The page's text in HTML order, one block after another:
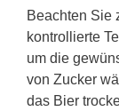
Beachten Sie
kontrollierte
um die
von Zucker
das Bier